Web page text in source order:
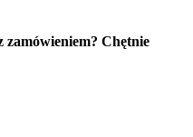
zamówieniem? Chętnie